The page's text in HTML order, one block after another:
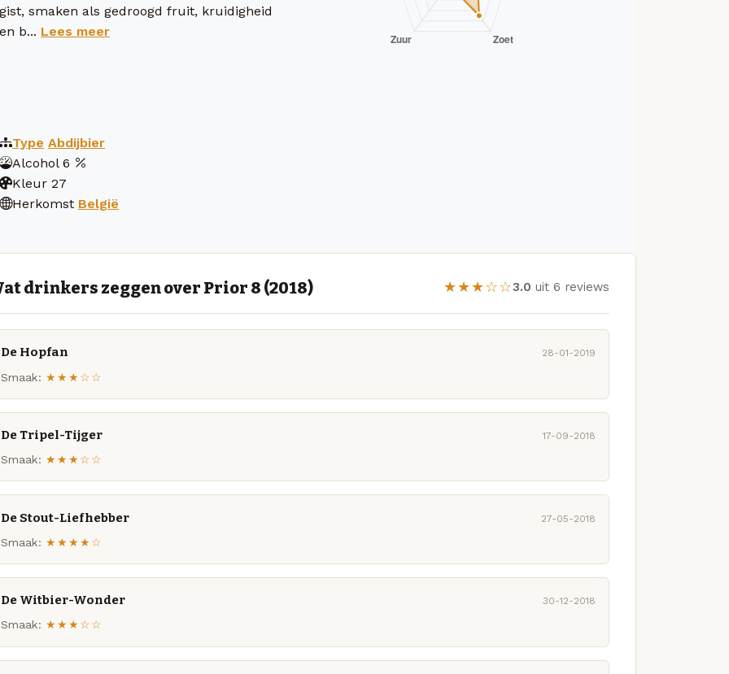
gist, smaken als gedroogd fruit, kruidigheid
en b... Lees meer
Type Abdijbier
Alcohol 6
Kleur 27
Herkomst België
drinkers zeggen over Prior 8 (2018) ★★★☆☆3.0 uit 6 reviews
De Hopfan 28-01-2019
Smaak: ★★★☆☆
De Tripel-Tijger 17-09-2018
Smaak: ★★★☆☆
De Stout-Liefhebber 27-05-2018
Smaak: ★★★★☆
De Witbier-Wonder 30-12-2018
Smaak: ★★★☆☆